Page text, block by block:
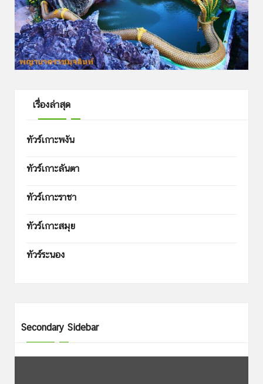
เรื่องล่าสุด
ทัวร์เกาะพงัน
ทัวร์เกาะลันตา
ทัวร์เกาะราชา
ทัวร์เกาะสมุย
ทัวร์ระนอง
Secondary Sidebar